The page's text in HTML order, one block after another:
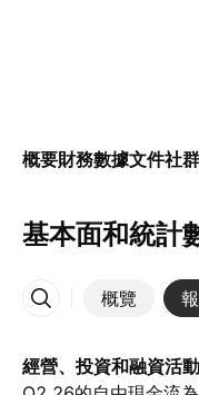
概要財務數據文件社群
基本面和統計
概覽
更多
經營、投資和融資活動